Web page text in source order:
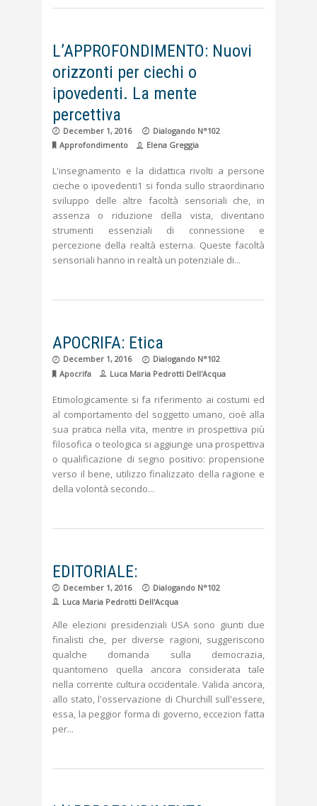
L’APPROFONDIMENTO: Nuovi
orizzonti per ciechi o
ipovedenti. La mente
percettiva
December 1, 2016
Dialogando N°102
Approfondimento
Elena Greggia
L'insegnamento e la didattica rivolti a persone
cieche o ipovedenti1 si fonda sullo straordinario
sviluppo delle altre facoltà sensoriali che, in
assenza o riduzione della vista, diventano
strumenti essenziali di connessione e
percezione della realtà esterna. Queste facoltà
sensoriali hanno in realtà un potenziale di
APOCRIFA: Etica
December 1, 2016
Dialogando N°102
Apocrifa
Luca Maria Pedrotti Dell'Acqua
Etimologicamente si fa riferimento ai costumi ed
al comportamento del soggetto umano, cioè alla
sua pratica nella vita, mentre in prospettiva più
filosofica o teologica si aggiunge una prospettiva
o qualificazione di segno positivo: propensione
verso il bene, utilizzo finalizzato della ragione e
della volontà secondo
EDITORIALE:
December 1, 2016
Dialogando N°102
Luca Maria Pedrotti Dell'Acqua
Alle elezioni presidenziali USA sono giunti due
finalisti che, per diverse ragioni, suggeriscono
qualche domanda sulla democrazia,
quantomeno quella ancora considerata tale
nella corrente cultura occidentale. Valida ancora,
allo stato, l'osservazione di Churchill sull'essere,
essa, la peggior forma di governo, eccezion fatta
per